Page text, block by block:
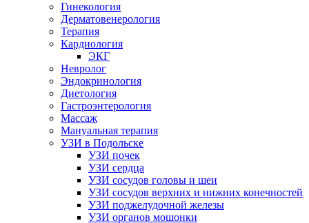
Гинекология
Дерматовенерология
Терапия
Кардиология
ЭКГ
Невролог
Эндокринология
Диетология
Гастроэнтерология
Массаж
Мануальная терапия
УЗИ в Подольске
УЗИ почек
УЗИ сердца
УЗИ сосудов головы и шеи
УЗИ сосудов верхних и нижних конечностей
УЗИ поджелудочной железы
УЗИ органов мошонки